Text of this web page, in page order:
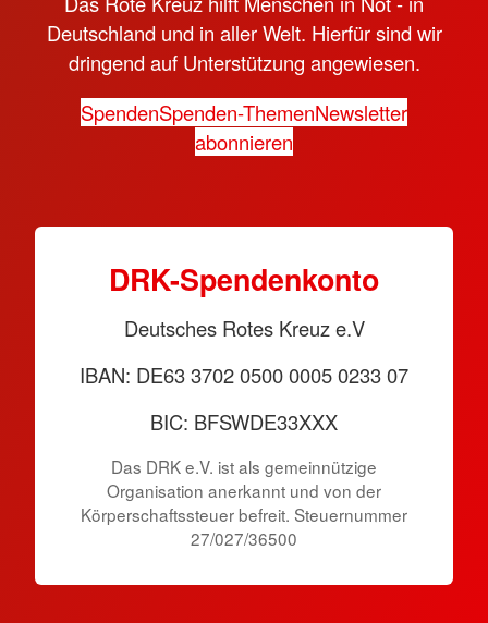
Deutschland und in aller Welt. Hierfür sind wir
dringend auf Unterstützung angewiesen.
SpendenSpenden-ThemenNewsletter
abonnieren
DRK-Spendenkonto
Deutsches Rotes Kreuz e.V
IBAN: DE63 3702 0500 0005 0233 07
BIC: BFSWDE33XXX
Das DRK e.V. ist als gemeinnützige
Organisation anerkannt und von der
Körperschaftssteuer befreit. Steuernummer
27/027/36500